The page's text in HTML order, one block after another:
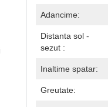
Adancime:
Distanta sol -
sezut :
Inaltime spatar:
Greutate: